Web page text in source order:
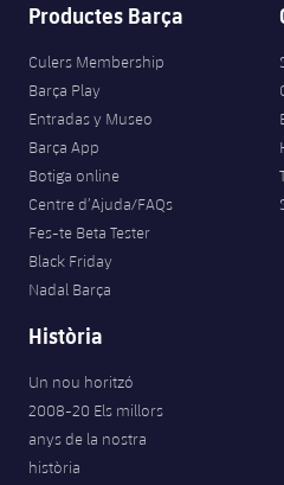
Productes Barça
Culers Membership
Barça Play
Entradas y Museo
Barça App
Botiga online
Centre d’Ajuda/FAQs
Fes-te Beta Tester
Black Friday
Nadal Barça
Història
Un nou horitzó
2008-20 Els millors
anys de la nostra
història